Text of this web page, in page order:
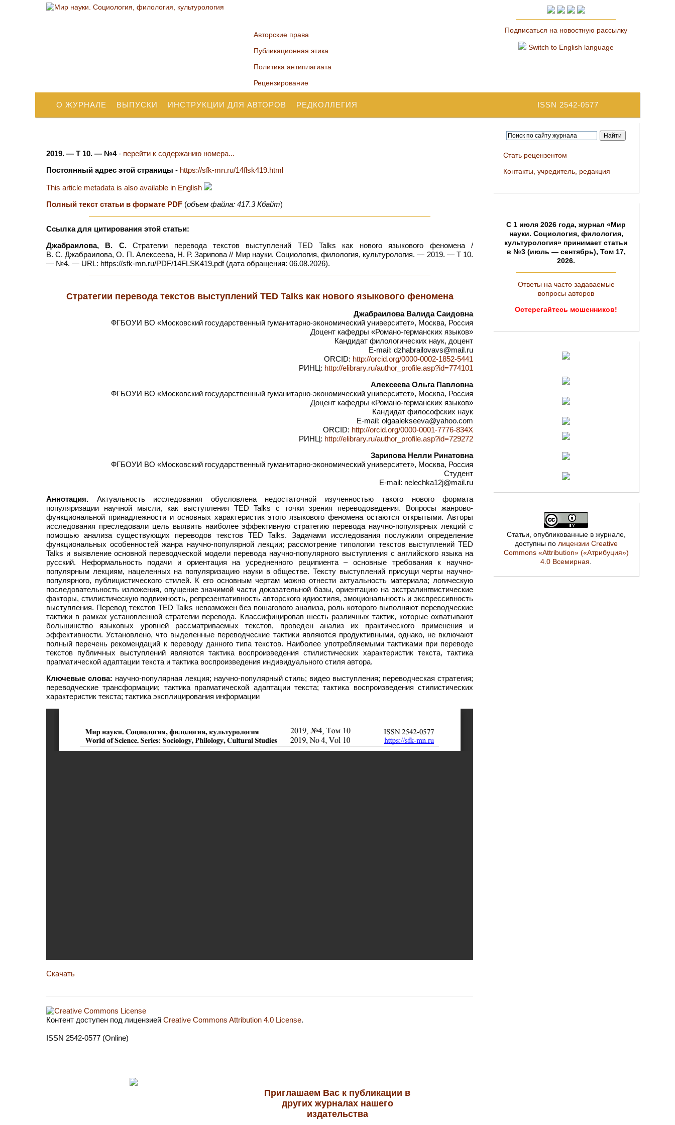
Авторские права
Публикационная этика
Политика антиплагиата
Рецензирование
Подписаться на новостную рассылку
Switch to English language
ISSN 2542-0577
О ЖУРНАЛЕ ВЫПУСКИ ИНСТРУКЦИИ ДЛЯ АВТОРОВ РЕДКОЛЛЕГИЯ
2019. — Т 10. — №4- перейти к содержанию номера...
Постоянный адрес этой страницы - https://sfk-mn.ru/14flsk419.html
This article metadata is also available in English
Полный текст статьи в формате PDF (объем файла: 417.3 Кбайт)
Ссылка для цитирования этой статьи:
Джабраилова, В. С.Стратегии перевода текстов выступлений TED Talks как нового языкового феномена /
В. С. Джабраилова, О. П. Алексеева, Н. Р. Зарипова // Мир науки. Социология, филология, культурология. — 2019. — Т 10.
— №4. — URL: https://sfk-mn.ru/PDF/14FLSK419.pdf (дата обращения: 06.08.2026).
Стратегии перевода текстов выступлений TED Talks как нового языкового феномена
Джабраилова Валида Саидовна
ФГБОУИ ВО «Московский государственный гуманитарно-экономический университет», Москва, Россия
Доцент кафедры «Романо-германских языков»
Кандидат филологических наук, доцент
E-mail: dzhabrailovavs@mail.ru
ORCID: http://orcid.org/0000-0002-1852-5441
РИНЦ: http://elibrary.ru/author_profile.asp?id=774101
Алексеева Ольга Павловна
ФГБОУИ ВО «Московский государственный гуманитарно-экономический университет», Москва, Россия
Доцент кафедры «Романо-германских языков»
Кандидат философских наук
E-mail: olgaalekseeva@yahoo.com
ORCID: http://orcid.org/0000-0001-7776-834X
РИНЦ: http://elibrary.ru/author_profile.asp?id=729272
Зарипова Нелли Ринатовна
ФГБОУИ ВО «Московский государственный гуманитарно-экономический университет», Москва, Россия
Студент
E-mail: nelechka12j@mail.ru
Аннотация. Актуальность исследования обусловлена недостаточной изученностью такого нового формата
популяризации научной мысли, как выступления TED Talks с точки зрения переводоведения. Вопросы жанрово-
функциональной принадлежности и основных характеристик этого языкового феномена остаются открытыми. Авторы
исследования преследовали цель выявить наиболее эффективную стратегию перевода научно-популярных лекций с
помощью анализа существующих переводов текстов TED Talks. Задачами исследования послужили определение
функциональных особенностей жанра научно-популярной лекции; рассмотрение типологии текстов выступлений TED
Talks и выявление основной переводческой модели перевода научно-популярного выступления с английского языка на
русский. Неформальность подачи и ориентация на усредненного реципиента – основные требования к научно-
популярным лекциям, нацеленных на популяризацию науки в обществе. Тексту выступлений присущи черты научно-
популярного, публицистического стилей. К его основным чертам можно отнести актуальность материала; логическую
последовательность изложения, опущение значимой части доказательной базы, ориентацию на экстралингвистические
факторы, стилистическую подвижность, репрезентативность авторского идиостиля, эмоциональность и экспрессивность
выступления. Перевод текстов TED Talks невозможен без пошагового анализа, роль которого выполняют переводческие
тактики в рамках установленной стратегии перевода. Классифицировав шесть различных тактик, которые охватывают
большинство языковых уровней рассматриваемых текстов, проведен анализ их практического применения и
эффективности. Установлено, что выделенные переводческие тактики являются продуктивными, однако, не включают
полный перечень рекомендаций к переводу данного типа текстов. Наиболее употребляемыми тактиками при переводе
текстов публичных выступлений являются тактика воспроизведения стилистических характеристик текста, тактика
прагматической адаптации текста и тактика воспроизведения индивидуального стиля автора.
Ключевые слова: научно-популярная лекция; научно-популярный стиль; видео выступления; переводческая стратегия;
переводческие трансформации; тактика прагматической адаптации текста; тактика воспроизведения стилистических
характеристик текста; тактика эксплицирования информации
Скачать
Контент доступен под лицензией Creative Commons Attribution 4.0 License.
ISSN 2542-0577 (Online)
Стать рецензентом
Контакты, учредитель, редакция
C 1 июля 2026 года, журнал «Мир
науки. Социология, филология,
культурология» принимает статьи
в №3 (июль — сентябрь), Том 17,
2026.
Ответы на часто задаваемые
вопросы авторов
Остерегайтесь мошенников!
Статьи, опубликованные в журнале,
доступны по лицензии Creative
Commons «Attribution» («Атрибуция»)
4.0 Всемирная
Приглашаем Вас к публикации в
других журналах нашего
издательства